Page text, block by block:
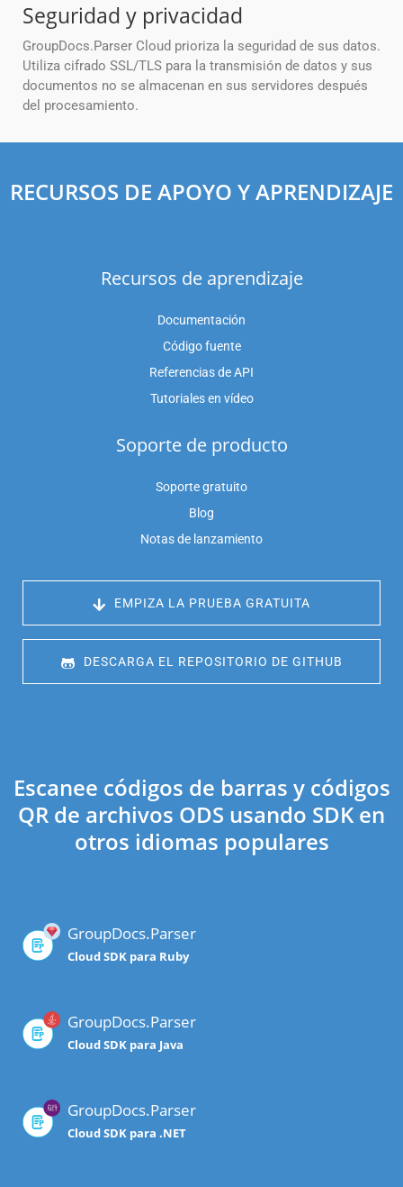
Seguridad y privacidad
GroupDocs.Parser Cloud prioriza la seguridad de sus datos.
Utiliza cifrado SSL/TLS para la transmisión de datos y sus
documentos no se almacenan en sus servidores después
del procesamiento.
RECURSOS DE APOYO Y APRENDIZAJE
Recursos de aprendizaje
Documentación
Código fuente
Referencias de API
Tutoriales en vídeo
Soporte de producto
Soporte gratuito
Blog
Notas de lanzamiento
EMPIZA LA PRUEBA GRATUITA
DESCARGA EL REPOSITORIO DE GITHUB
Escanee códigos de barras y códigos
QR de archivos ODS usando SDK en
otros idiomas populares
GroupDocs.Parser
Cloud SDK para Ruby
GroupDocs.Parser
Cloud SDK para Java
GroupDocs.Parser
Cloud SDK para .NET